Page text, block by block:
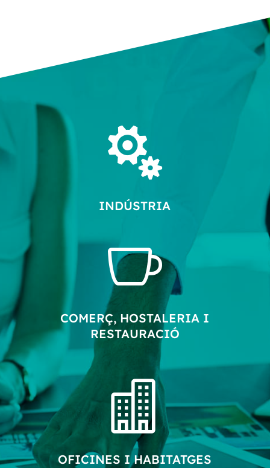

INDÚSTRIA

COMERÇ, HOSTALERIA I
RESTAURACIÓ

OFICINES I HABITATGES